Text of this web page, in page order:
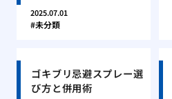
2025.07.01
未分類
ゴキブリ忌避スプレー選
び方と併用術